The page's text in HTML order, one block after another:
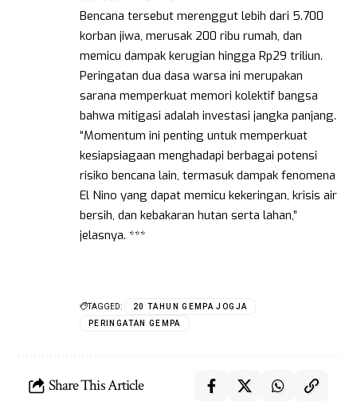
Bencana tersebut merenggut lebih dari 5.700
korban jiwa, merusak 200 ribu rumah, dan
memicu dampak kerugian hingga Rp29 triliun.
Peringatan dua dasa warsa ini merupakan
sarana memperkuat memori kolektif bangsa
bahwa mitigasi adalah investasi jangka panjang.
“Momentum ini penting untuk memperkuat
kesiapsiagaan menghadapi berbagai potensi
risiko bencana lain, termasuk dampak fenomena
El Nino yang dapat memicu kekeringan, krisis air
bersih, dan kebakaran hutan serta lahan,”
jelasnya. ***
TAGGED:
20 TAHUN GEMPA JOGJA
PERINGATAN GEMPA
Share This Article